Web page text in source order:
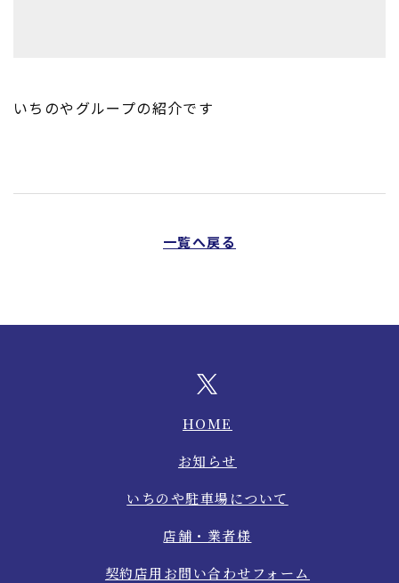
いちのやグループの紹介です
一覧へ戻る
HOME
お知らせ
いちのや駐車場について
店舗・業者様
契約店用お問い合わせフォーム